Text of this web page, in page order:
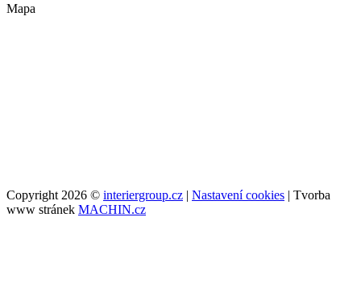
Mapa
Copyright 2026 © interiergroup.cz | Nastavení cookies | Tvorba
www stránek MACHIN.cz